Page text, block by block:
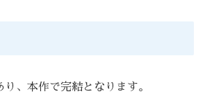
、本作で完結となります。